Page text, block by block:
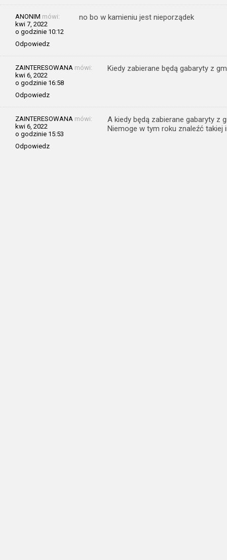
ANONIM mówi:
kwi 7, 2022
o godzinie 10:12
Odpowiedz
no bo w kamieniu jest nieporządek
ZAINTERESOWANA mówi:
kwi 6, 2022
o godzinie 16:58
Odpowiedz
Kiedy zabierane będą gabaryty z
ZAINTERESOWANA mówi:
kwi 6, 2022
o godzinie 15:53
Odpowiedz
A kiedy będą zabierane gabaryty z
Niemoge w tym roku znaleźć